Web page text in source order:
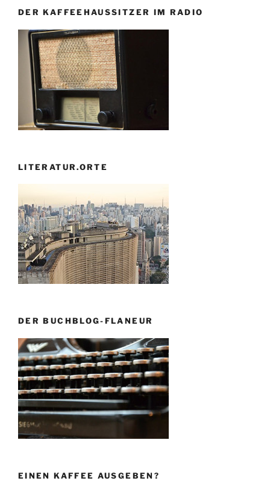
DER KAFFEEHAUSSITZER IM RADIO
LITERATUR.ORTE
DER BUCHBLOG-FLANEUR
EINEN KAFFEE AUSGEBEN?